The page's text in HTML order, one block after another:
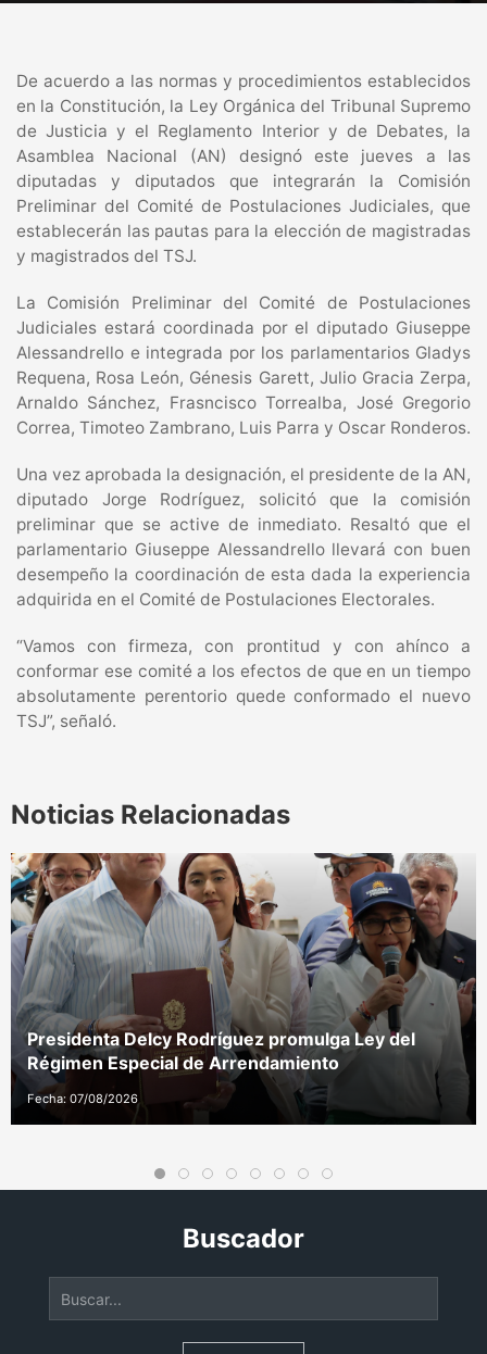
De acuerdo a las normas y procedimientos establecidos
en la Constitución, la Ley Orgánica del Tribunal Supremo
de Justicia y el Reglamento Interior y de Debates, la
Asamblea Nacional (AN) designó este jueves a las
diputadas y diputados que integrarán la Comisión
Preliminar del Comité de Postulaciones Judiciales, que
establecerán las pautas para la elección de magistradas
y magistrados del TSJ.
La Comisión Preliminar del Comité de Postulaciones
Judiciales estará coordinada por el diputado Giuseppe
Alessandrello e integrada por los parlamentarios Gladys
Requena, Rosa León, Génesis Garett, Julio Gracia Zerpa,
Arnaldo Sánchez, Frasncisco Torrealba, José Gregorio
Correa, Timoteo Zambrano, Luis Parra y Oscar Ronderos.
Una vez aprobada la designación, el presidente de la AN,
diputado Jorge Rodríguez, solicitó que la comisión
preliminar que se active de inmediato. Resaltó que el
parlamentario Giuseppe Alessandrello llevará con buen
desempeño la coordinación de esta dada la experiencia
adquirida en el Comité de Postulaciones Electorales.
“Vamos con firmeza, con prontitud y con ahínco a
conformar ese comité a los efectos de que en un tiempo
absolutamente perentorio quede conformado el nuevo
TSJ”, señaló.
Noticias Relacionadas
Presidenta Delcy Rodríguez promulga Ley del
Régimen Especial de Arrendamiento
Fecha: 07/08/2026
Buscador